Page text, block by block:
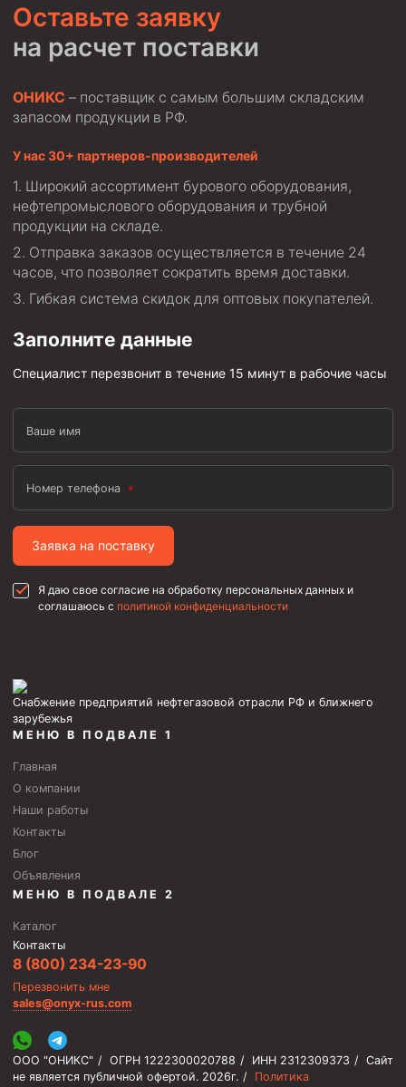
Оставьте заявку
на расчет поставки
ОНИКС – поставщик с самым большим складским
запасом продукции в РФ.
У нас 30+ партнеров-производителей
Широкий ассортимент бурового оборудования,
нефтепромыслового оборудования и трубной
продукции на складе.
Отправка заказов осуществляется в течение 24
часов, что позволяет сократить время доставки.
Гибкая система скидок для оптовых покупателей.
Заполните данные
Специалист перезвонит в течение 15 минут в рабочие часы
Ваше имя
Номер телефона
Заявка на поставку
Я даю свое согласие на обработку персональных данных и
соглашаюсь с политикой конфиденциальности
Снабжение предприятий нефтегазовой отрасли РФ и ближнего
зарубежья
МЕНЮ В ПОДВАЛЕ 1
Главная
О компании
Наши работы
Контакты
Блог
Объявления
МЕНЮ В ПОДВАЛЕ 2
Каталог
Контакты
8 (800) 234-23-90
Перезвонить мне
sales@onyx-rus.com
ООО "ОНИКС" / ОГРН 1222300020788 / ИНН 2312309373 / Сайт
не является публичной офертой. 2026г. /
Политика